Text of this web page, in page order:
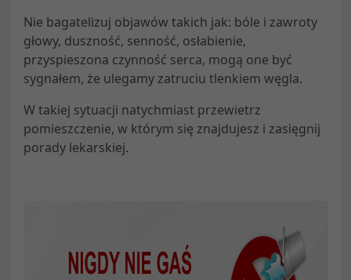
Nie bagatelizuj objawów takich jak: bóle i zawroty
głowy, duszność, senność, osłabienie,
przyspieszona czynność serca, mogą one być
sygnałem, że ulegamy zatruciu tlenkiem węgla.
W takiej sytuacji natychmiast przewietrz
pomieszczenie, w którym się znajdujesz i zasięgnij
porady lekarskiej.